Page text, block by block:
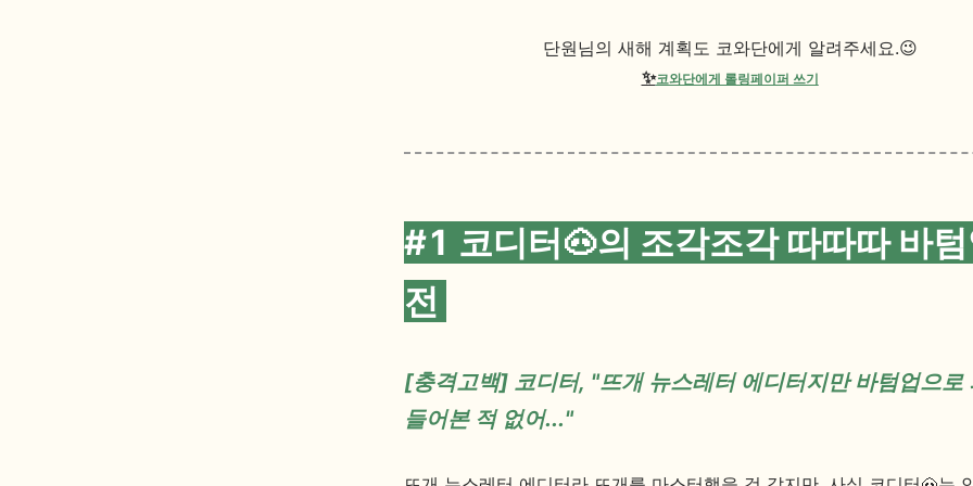
단원님의 새해 계획도 코와단에게 알려주세요.😉
✨코와단에게 롤링페이퍼 쓰기
#1 코디터🐽의 조각조각 따따따 바
전
[충격고백] 코디터, "뜨개 뉴스레터 에디터지만 바텀업으로
들어본 적 없어..."